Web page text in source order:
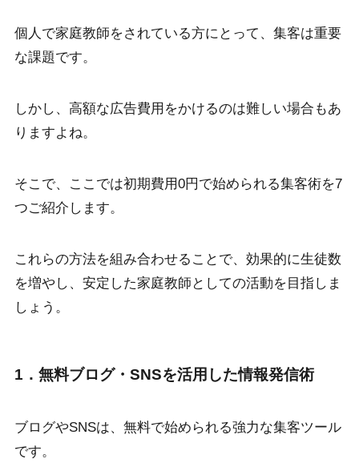
個人で家庭教師をされている方にとって、集客は重要
な課題です。
しかし、高額な広告費用をかけるのは難しい場合もあ
りますよね。
そこで、ここでは初期費用0円で始められる集客術を7
つご紹介します。
これらの方法を組み合わせることで、効果的に生徒数
を増やし、安定した家庭教師としての活動を目指しま
しょう。
1．無料ブログ・SNSを活用した情報発信術
ブログやSNSは、無料で始められる強力な集客ツール
です。